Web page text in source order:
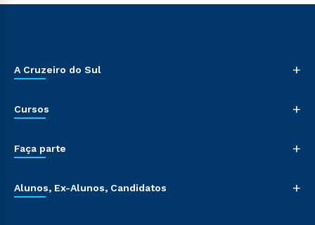
A Cruzeiro do Sul +
Cursos +
Faça parte +
Alunos, Ex-Alunos, Candidatos +